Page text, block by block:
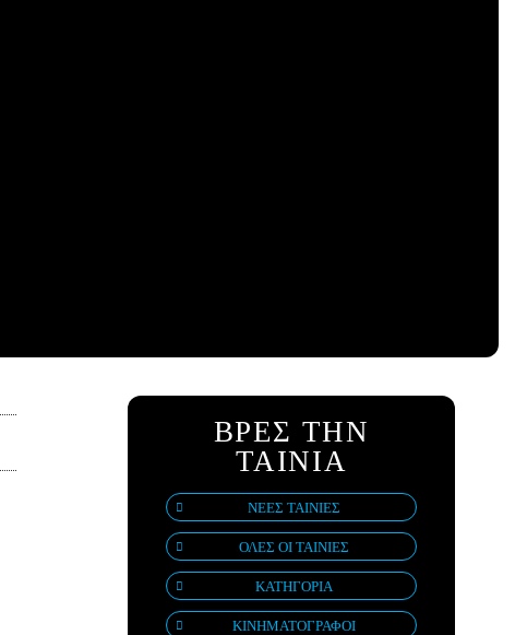
ΒΡΕΣ ΤΗΝ
ΤΑΙΝΙΑ
ΝΕΕΣ ΤΑΙΝΙΕΣ
ΟΛΕΣ ΟΙ ΤΑΙΝΙΕΣ
ΚΑΤΗΓΟΡΙΑ
ΚΙΝΗΜΑΤΟΓΡΑΦΟΙ